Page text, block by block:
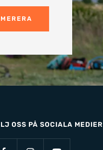
OSS PÅ SOCIALA MEDIER